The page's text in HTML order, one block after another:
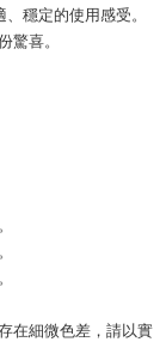
穩定的使用感受。
喜。
在細微色差，請以實